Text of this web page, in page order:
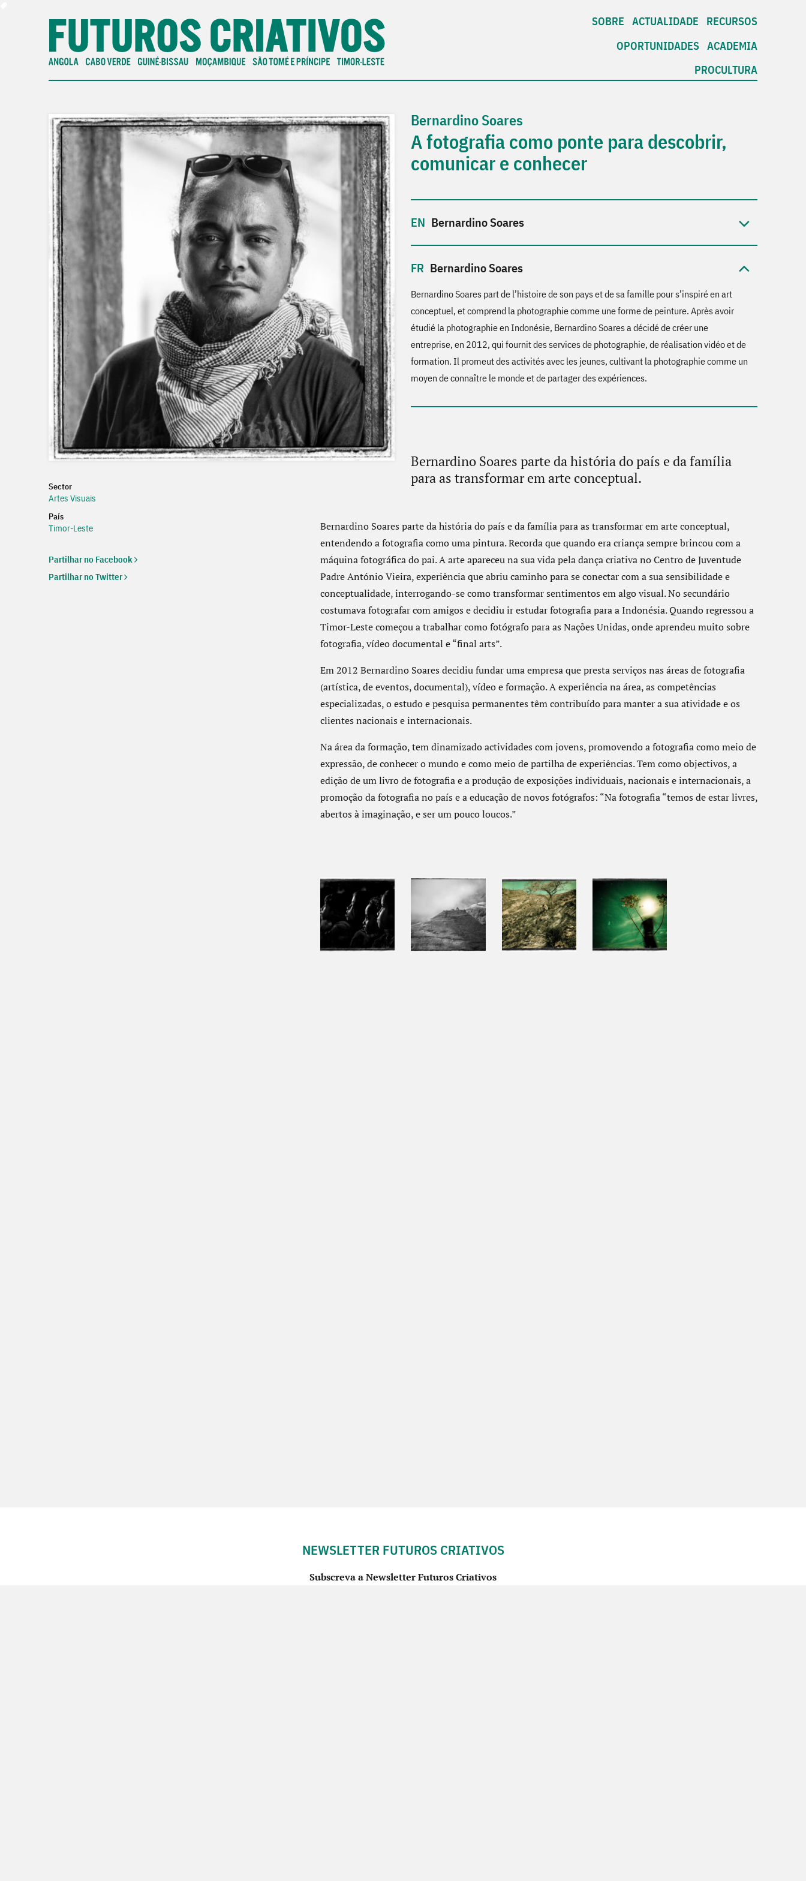
SOBRE ACTUALIDADE
RECURSOS
OPORTUNIDADES
ACADEMIA
PROCULTURA
Bernardino Soares
A fotografia como ponte para descobrir,
comunicar e conhecer
Bernardino Soares
Bernardino Soares
Bernardino Soares part de l’histoire de son pays et de sa famille pour s’inspiré en art
conceptuel, et comprend la photographie comme une forme de peinture. Après avoir
étudié la photographie en Indonésie, Bernardino Soares a décidé de créer une
entreprise, en 2012, qui fournit des services de photographie, de réalisation vidéo et de
formation. Il promeut des activités avec les jeunes, cultivant la photographie comme un
moyen de connaître le monde et de partager des expériences.
Bernardino Soares parte da história do país e da família
para as transformar em arte conceptual.
Bernardino Soares parte da história do país e da família para as transformar em arte conceptual,
entendendo a fotografia como uma pintura. Recorda que quando era criança sempre brincou com a
máquina fotográfica do pai. A arte apareceu na sua vida pela dança criativa no Centro de Juventude
Padre António Vieira, experiência que abriu caminho para se conectar com a sua sensibilidade e
conceptualidade, interrogando-se como transformar sentimentos em algo visual. No secundário
costumava fotografar com amigos e decidiu ir estudar fotografia para a Indonésia. Quando regressou a
Timor-Leste começou a trabalhar como fotógrafo para as Nações Unidas, onde aprendeu muito sobre
fotografia, vídeo documental e “final arts”.
Em 2012 Bernardino Soares decidiu fundar uma empresa que presta serviços nas áreas de fotografia
(artística, de eventos, documental), vídeo e formação. A experiência na área, as competências
especializadas, o estudo e pesquisa permanentes têm contribuído para manter a sua atividade e os
clientes nacionais e internacionais.
Na área da formação, tem dinamizado actividades com jovens, promovendo a fotografia como meio de
expressão, de conhecer o mundo e como meio de partilha de experiências. Tem como objectivos, a
edição de um livro de fotografia e a produção de exposições individuais, nacionais e internacionais, a
promoção da fotografia no país e a educação de novos fotógrafos: “Na fotografia “temos de estar livres,
abertos à imaginação, e ser um pouco loucos.”
Sector
Artes Visuais
País
Timor-Leste
Partilhar no Facebook
Partilhar no Twitter
NEWSLETTER FUTUROS CRIATIVOS
Subscreva a Newsletter Futuros Criativos